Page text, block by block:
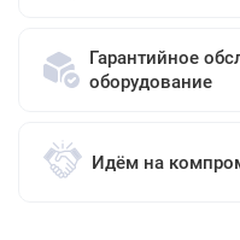
Гарантийное
оборудование
Идём на